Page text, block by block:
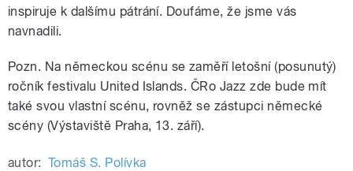
inspiruje k dalšímu pátrání. Doufáme, že jsme vás
navnadili.
Pozn. Na německou scénu se zaměří letošní (posunutý)
ročník festivalu United Islands. ČRo Jazz zde bude mít
také svou vlastní scénu, rovněž se zástupci německé
scény (Výstaviště Praha, 13. září).
autor: Tomáš S. Polívka